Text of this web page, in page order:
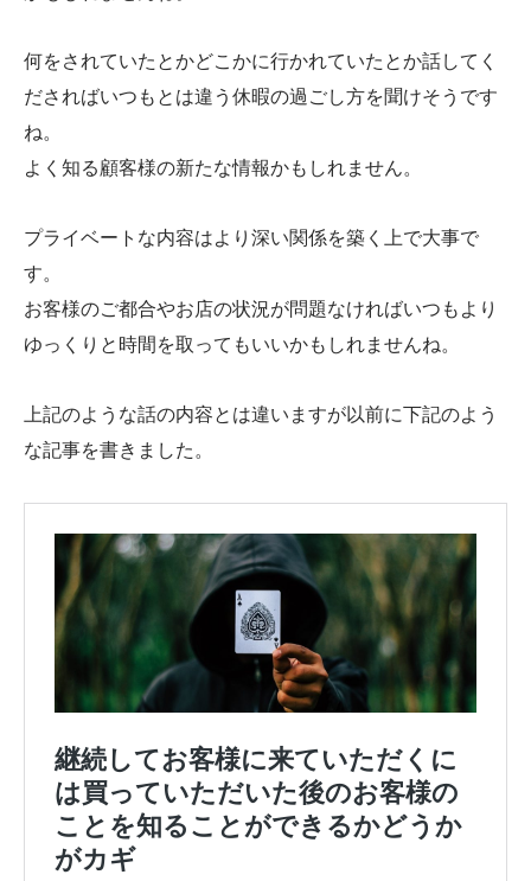
何をされていたとかどこかに行かれていたとか話してく
ださればいつもとは違う休暇の過ごし方を聞けそうです
ね。
よく知る顧客様の新たな情報かもしれません。
プライベートな内容はより深い関係を築く上で大事で
す。
お客様のご都合やお店の状況が問題なければいつもより
ゆっくりと時間を取ってもいいかもしれませんね。
上記のような話の内容とは違いますが以前に下記のよう
な記事を書きました。